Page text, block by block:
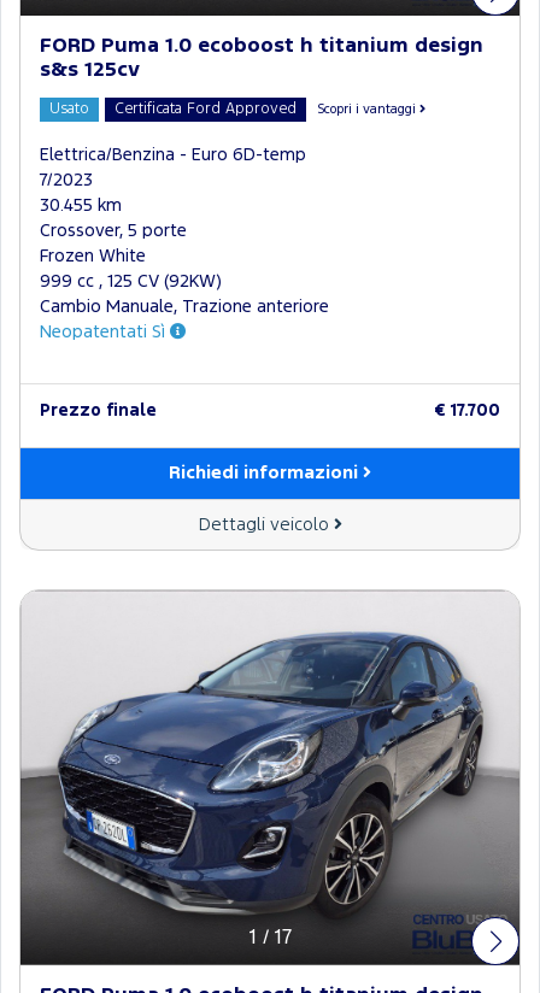
FORD Puma 1.0 ecoboost h titanium design
s&s 125cv
Usato Certificata Ford Approved Scopri i vantaggi
Elettrica/Benzina - Euro 6D-temp
7/2023
30.455 km
Crossover, 5 porte
Frozen White
999 cc , 125 CV (92KW)
Cambio Manuale, Trazione anteriore
Neopatentati Sì
Prezzo finale € 17.700
Richiedi informazioni
Dettagli veicolo
1 / 17